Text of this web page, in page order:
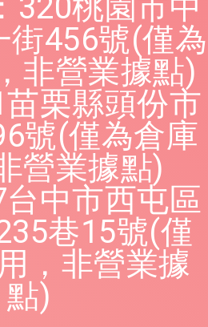
320桃園市中
街456號(僅為
非營業據點)
栗縣頭份市
號(僅為倉庫
營業據點)
中市西屯區
巷15號(僅
，非營業據
點)